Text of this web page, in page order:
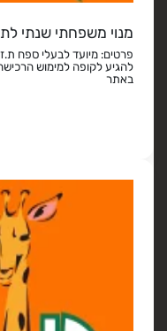
מנוי משפחתי שנתי
פרטים: מיועד לבעלי ספח ת.ז
להגיע לקופה למימוש
באתר